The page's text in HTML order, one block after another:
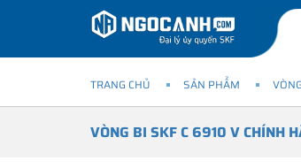
TRANG CHỦ SẢN PHẨM
VÒNG BI SKF C 6910 V CHÍNH